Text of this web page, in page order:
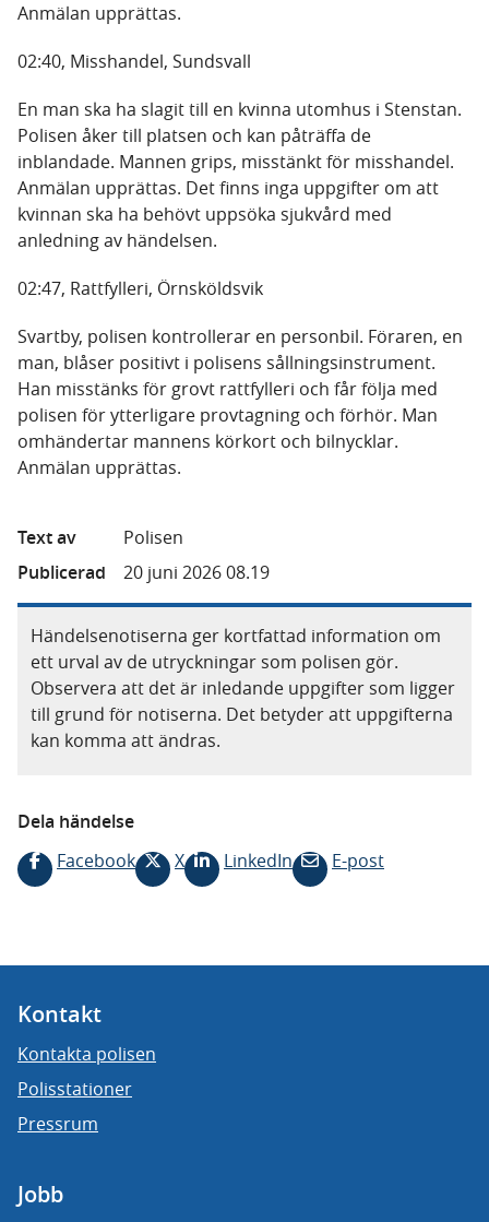
Anmälan upprättas.
02:40, Misshandel, Sundsvall
En man ska ha slagit till en kvinna utomhus i Stenstan.
Polisen åker till platsen och kan påträffa de
inblandade. Mannen grips, misstänkt för misshandel.
Anmälan upprättas. Det finns inga uppgifter om att
kvinnan ska ha behövt uppsöka sjukvård med
anledning av händelsen.
02:47, Rattfylleri, Örnsköldsvik
Svartby, polisen kontrollerar en personbil. Föraren, en
man, blåser positivt i polisens sållningsinstrument.
Han misstänks för grovt rattfylleri och får följa med
polisen för ytterligare provtagning och förhör. Man
omhändertar mannens körkort och bilnycklar.
Anmälan upprättas.
Text av
Polisen
Publicerad
20 juni 2026 08.19
Händelsenotiserna ger kortfattad information om
ett urval av de utryckningar som polisen gör.
Observera att det är inledande uppgifter som ligger
till grund för notiserna. Det betyder att uppgifterna
kan komma att ändras.
Dela händelse
Facebook
X LinkedIn E-post
Kontakt
Kontakta polisen
Polisstationer
Pressrum
Jobb